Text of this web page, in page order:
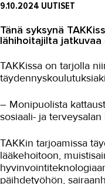
9.10.2024 UUTISET
Tänä syksynä
lähihoitajilta
TAKKissa on tarjolla
– Monipuolista
sosiaali- ja
TAKKin tarjoamissa
lääkehoitoon,
päihdetyöhön,